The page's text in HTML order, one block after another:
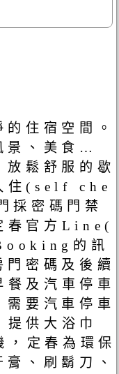
住宿空間。
景、美食…
放鬆舒服的歇
住(self che
採密碼門禁
春官方Line(
的訊
密碼及後續
及汽車停車
需要汽車停車
供大浴巾
定春為環保
、刷鬍刀、